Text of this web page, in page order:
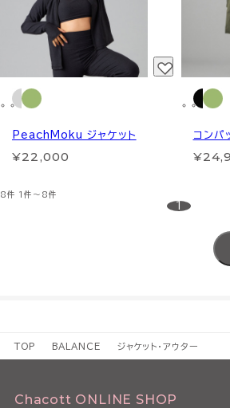
PeachMoku ジャケット
¥22,000
コンパ
8件 1件～8件
1
TOP BALANCE ジャケット・アウター
Chacott ONLINE SHOP